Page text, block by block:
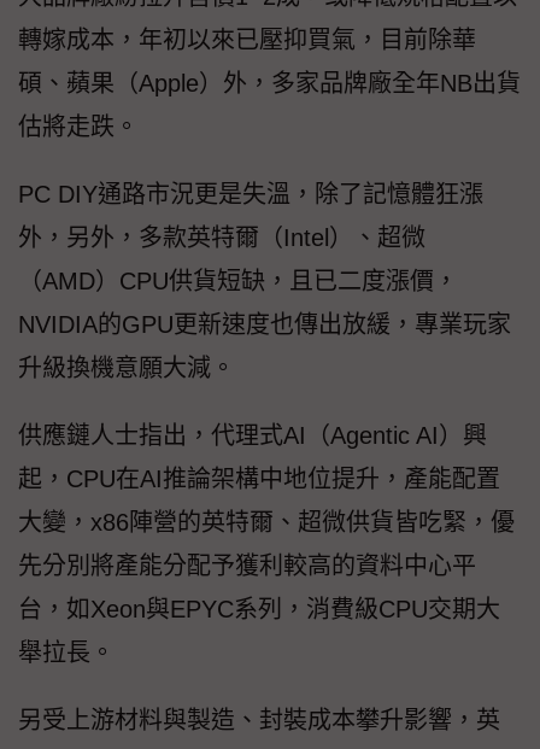
轉嫁成本，年初以來已壓抑買氣，目前除華
碩、蘋果（Apple）外，多家品牌廠全年NB出貨
估將走跌。
PC DIY通路市況更是失溫，除了記憶體狂漲
外，另外，多款英特爾（Intel）、超微
（AMD）CPU供貨短缺，且已二度漲價，
NVIDIA的GPU更新速度也傳出放緩，專業玩家
升級換機意願大減。
供應鏈人士指出，代理式AI（Agentic AI）興
起，CPU在AI推論架構中地位提升，產能配置
大變，x86陣營的英特爾、超微供貨皆吃緊，優
先分別將產能分配予獲利較高的資料中心平
台，如Xeon與EPYC系列，消費級CPU交期大
舉拉長。
另受上游材料與製造、封裝成本攀升影響，英